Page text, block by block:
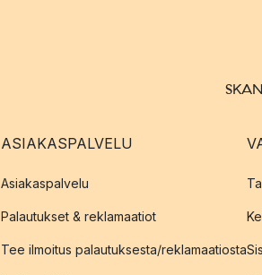
ASIAKASPALVELU
Asiakaspalvelu
Palautukset & reklamaatiot
Tee ilmoitus palautuksesta/reklamaatiosta